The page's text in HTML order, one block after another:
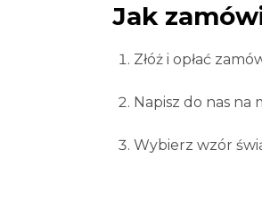
Jak
Złóż i opłać
Napisz do nas na
Wybierz wzór